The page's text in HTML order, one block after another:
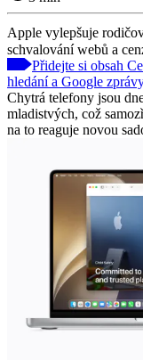
Apple vylepšuje
schvalování webů a
Přidejte si obsah
hledání a Google
Chytrá telefony jsou
mladistvých, což
na to reaguje novou